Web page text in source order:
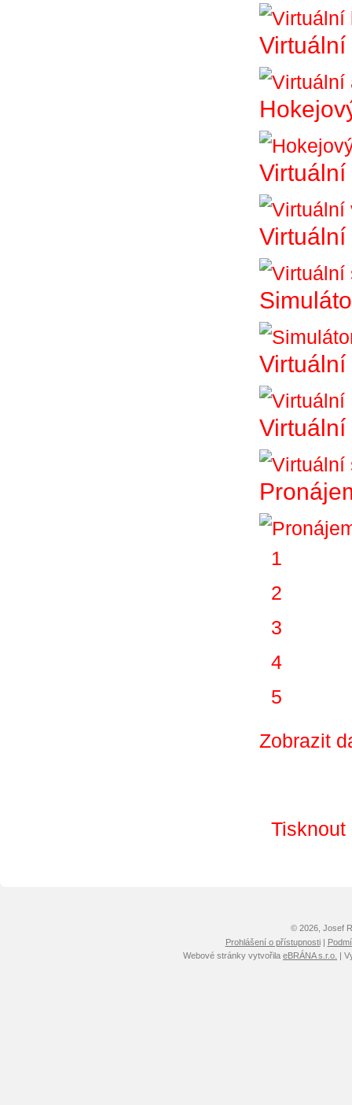
Virtuální
1
2
3
4
5
Zobrazit
Tisknout
© 2026, Josef
Prohlášení o přístupnosti|
Webové stránky vytvořila eBRÁNA s.r.o. |